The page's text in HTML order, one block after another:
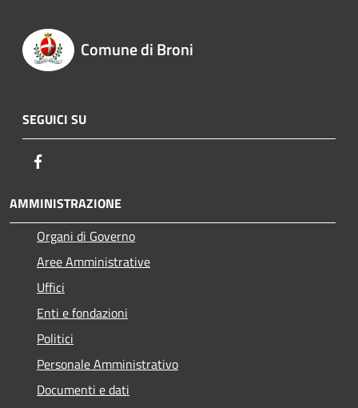
Comune di Broni
SEGUICI SU
AMMINISTRAZIONE
Organi di Governo
Aree Amministrative
Uffici
Enti e fondazioni
Politici
Personale Amministrativo
Documenti e dati